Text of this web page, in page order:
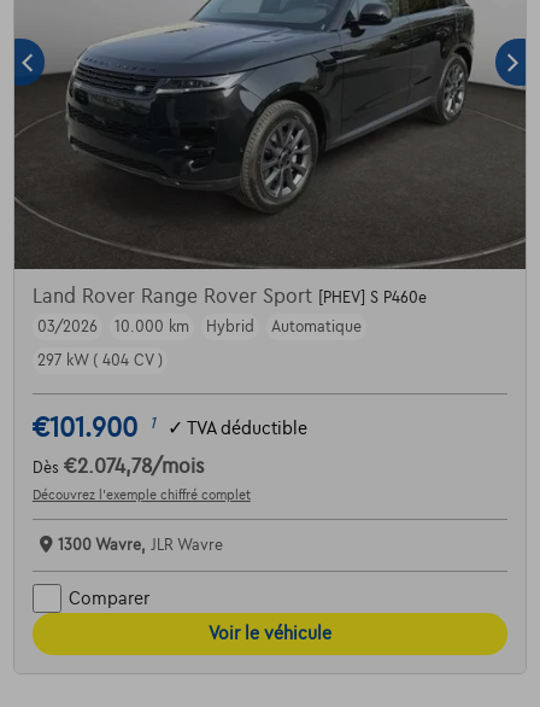
Land Rover Range Rover Sport
[PHEV] S P460e
03/2026
10.000 km Hybrid
Automatique
297 kW ( 404 CV )
€101.900 1 ✓ TVA déductible
Dès €2.074,78/mois
Découvrez l’exemple chiffré complet
1300 Wavre, JLR Wavre
Comparer
Voir le véhicule